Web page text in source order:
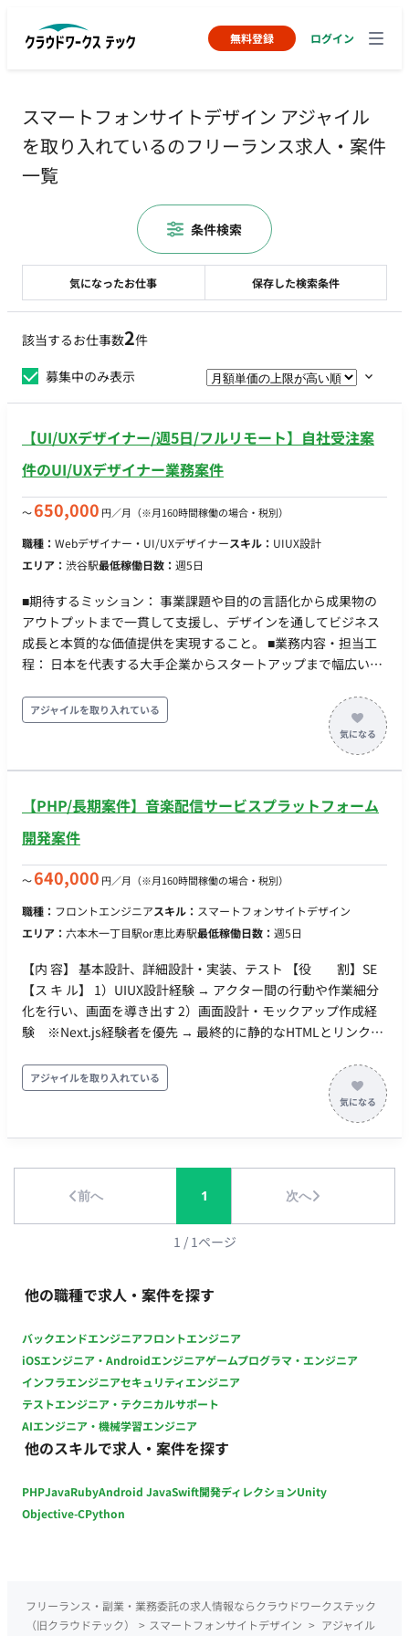
無料登録 ログイン
スマートフォンサイトデザイン アジャイル
を取り入れているのフリーランス求人・案件
一覧
該当するお仕事数2件
募集中のみ表示
【UI/UXデザイナー/週5日/フルリモート】自社受注案
件のUI/UXデザイナー業務案件
〜650,000 円／月 （※月160時間稼働の場合・税別）
職種： Webデザイナー・UI/UXデザイナースキル： UIUX設計
エリア： 渋谷駅最低稼働日数： 週5日
■期待するミッション： 事業課題や目的の言語化から成果物の
アウトプットまで一貫して支援し、デザインを通してビジネス
成長と本質的な価値提供を実現すること。 ■業務内容・担当工
程： 日本を代表する大手企業からスタートアップまで幅広いク
ら、案件への深い理解とデザインアウトプットを通してクライ
アント、ユーザーに価値を提供します。 ▼具体的な仕事内容 ・
クライアントの事業課題や「なぜやりたいのか」を言語化しPJ
課題を定義 ・定性的かつ定量的なゴール設定 ・プロダクトロー
タイプ制作とブラッシュアップ ・デザインシステム化し再現性
を提供 ・リリース後の改善 ツール AIツール：ChatGPT、
Figma Make デザイン作成：Adobe Creative Cloud、Figma、
ュメント：Strap、Notion、Keynote
アジャイルを取り入れている
【PHP/長期案件】音楽配信サービスプラットフォーム
開発案件
〜640,000 円／月 （※月160時間稼働の場合・税別）
職種： フロントエンジニアスキル： スマートフォンサイトデザイン
エリア： 六本木一丁目駅or恵比寿駅最低稼働日数： 週5日
【内 容】 基本設計、詳細設計・実装、テスト 【役 割】SE
【ス キ ル】 1）UIUX設計経験 → アクター間の行動や作業細分
化を行い、画面を導き出す 2）画面設計・モックアップ作成経
験 ※Next.js経験者を優先 → 最終的に静的なHTMLとリンクに
希望します
アジャイルを取り入れている
前へ 1 次へ
1 / 1ページ
他の職種で求人・案件を探す
バックエンドエンジニアフロントエンジニア
iOSエンジニア・Androidエンジニアゲームプログラマ・エンジニア
インフラエンジニアセキュリティエンジニア
テストエンジニア・テクニカルサポート
AIエンジニア・機械学習エンジニア
他のスキルで求人・案件を探す
PHPJavaRubyAndroid JavaSwift開発ディレクションUnity
Objective-CPython
気になったお仕事 保存した検索条件
条件検索
フリーランス・副業・業務委託の求人情報ならクラウドワークステック
（旧クラウドテック）
> スマートフォンサイトデザイン > アジャイル